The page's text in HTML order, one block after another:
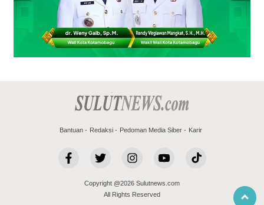
Bantuan Redaksi Pedoman Media Siber Karir
Copyright @2026 Sulutnews.com
All Rights Reserved